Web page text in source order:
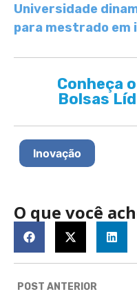
Universidade
para mestrado em
Conheça
Bolsas
Inovação
O que você
POST ANTERIOR